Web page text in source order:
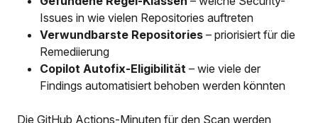
Issues in wie vielen Repositories auftreten
Verwundbarste Repositories – priorisiert für die
Remediierung
Copilot Autofix-Eligibilität – wie viele der
Findings automatisiert behoben werden könnten
Die GitHub Actions-Minuten für den Scan werden